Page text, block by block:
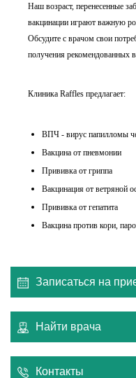
Наш возраст, перенесенные
вакцинации играют важную
Обсудите с врачом свои
получения рекомендованных
Клиника Raffles предлагает:
ВПЧ - вирус папилломы
Вакцина от пневмонии
Прививка от гриппа
Вакцинация от ветряной
Прививка от гепатита
Вакцина против кори,
Записаться на
Найти врача
Контакты